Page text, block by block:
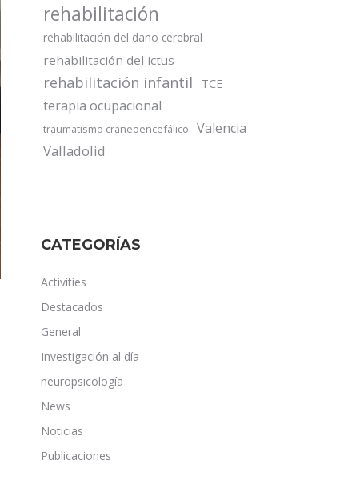
rehabilitación
rehabilitación del daño cerebral
rehabilitación del ictus
rehabilitación infantil TCE
terapia ocupacional
traumatismo craneoencefálico Valencia
Valladolid
CATEGORÍAS
Activities
Destacados
General
Investigación al día
neuropsicología
News
Noticias
Publicaciones